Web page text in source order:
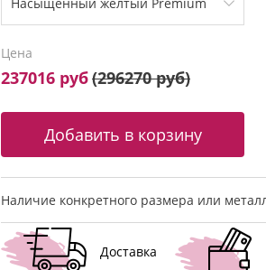
Цена
237016 руб(296270 руб)
Наличие конкретного размера или
Доставка